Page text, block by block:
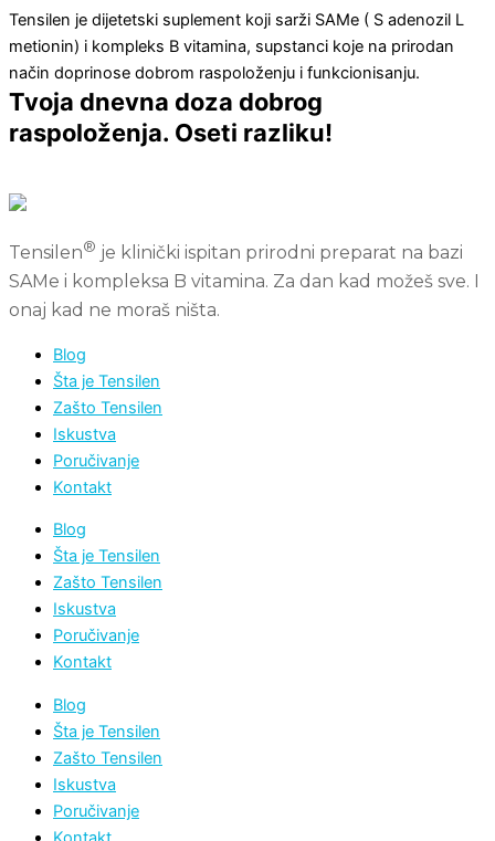
Tensilen je dijetetski suplement koji sarži SAMe ( S adenozil L
metionin) i kompleks B vitamina, supstanci koje na prirodan
način doprinose dobrom raspoloženju i funkcionisanju.
Tvoja dnevna doza dobrog
raspoloženja. Oseti razliku!
Tensilen® je klinički ispitan prirodni preparat na bazi
SAMe i kompleksa B vitamina. Za dan kad možeš sve. I
onaj kad ne moraš ništa.
Blog
Šta je Tensilen
Zašto Tensilen
Iskustva
Poručivanje
Kontakt
Blog
Šta je Tensilen
Zašto Tensilen
Iskustva
Poručivanje
Kontakt
Blog
Šta je Tensilen
Zašto Tensilen
Iskustva
Poručivanje